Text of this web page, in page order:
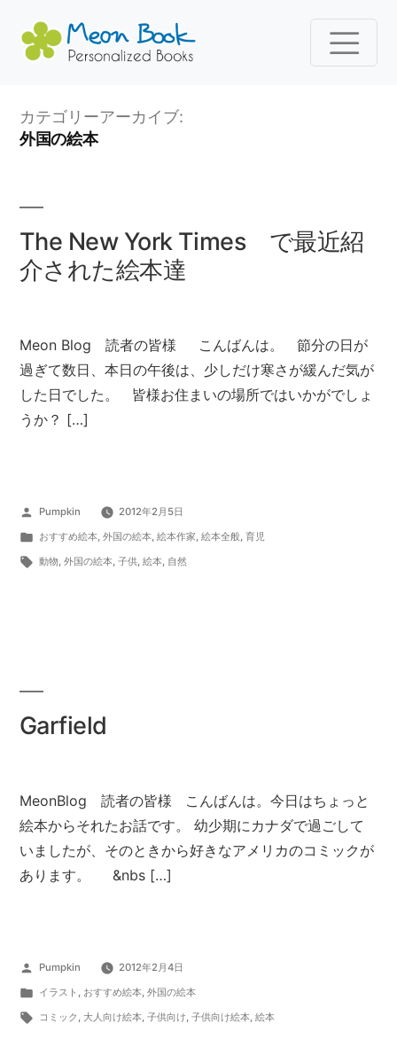
カテゴリーアーカイブ:
外国の絵本
The New York Times で最近紹
介された絵本達
Meon Blog 読者の皆様 こんばんは。 節分の日が
過ぎて数日、本日の午後は、少しだけ寒さが緩んだ気が
した日でした。 皆様お住まいの場所ではいかがでしょ
うか？ […]
投
稿
者:
Pumpkin
2012年2月5日
カ
テ
おすすめ絵本, 外国の絵本, 絵本作家 絵本全般, 育児
タ
動物 外国の絵本, 子供, 絵本, 自然
Garfield
MeonBlog 読者の皆様 こんばんは。今日はちょっと
絵本からそれたお話です。 幼少期にカナダで過ごして
いましたが、そのときから好きなアメリカのコミックが
あります。 &nbs […]
投
稿
者:
Pumpkin
2012年2月4日
カ
テ
イラスト おすすめ絵本, 外国の絵本
タ
コミック 大人向け絵本, 子供向け 子供向け絵本, 絵本